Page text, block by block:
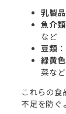
乳製品
魚介類
など
豆類
緑黄
菜など
これらの食
不足を防ぐ